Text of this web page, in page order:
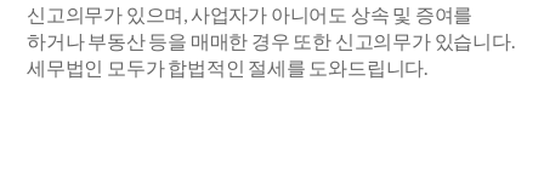
신고의무가 있으며, 사업자가 아니어도 상속 및 증여를
하거나 부동산 등을 매매한 경우 또한 신고의무가 있습니다.
세무법인 모두가 합법적인 절세를 도와드립니다.